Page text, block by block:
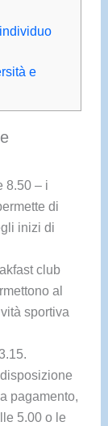
e
8.50 – i
di
inizi di
club
al
sportiva
pagamento,
5.00 o le